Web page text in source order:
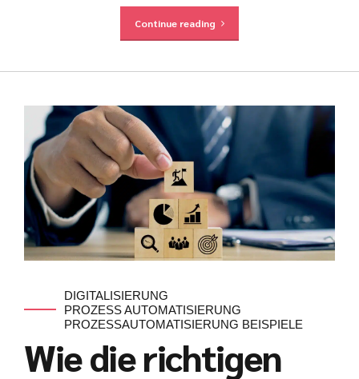
Continue reading
DIGITALISIERUNG
PROZESS AUTOMATISIERUNG
PROZESSAUTOMATISIERUNG BEISPIELE
Wie die richtigen